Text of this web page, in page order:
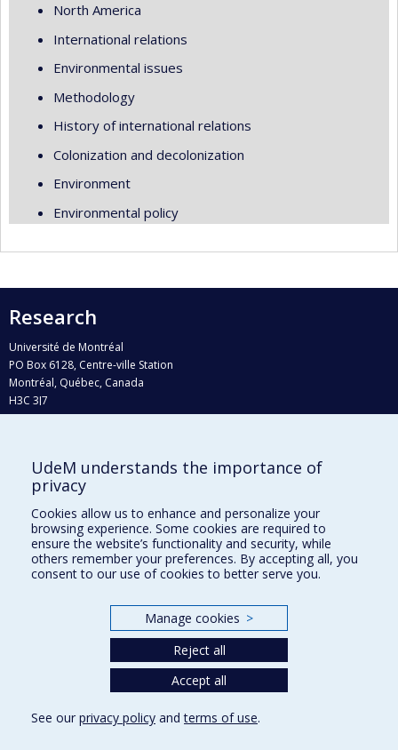
North America
International relations
Environmental issues
Methodology
History of international relations
Colonization and decolonization
Environment
Environmental policy
Research
Université de Montréal
PO Box 6128, Centre-ville Station
Montréal, Québec, Canada
H3C 3J7
Who does what?
Find us
Site map
Accessibility
UdeM understands the importance of
privacy
Cookies allow us to enhance and personalize your
browsing experience. Some cookies are required to
ensure the website’s functionality and security, while
others remember your preferences. By accepting all, you
consent to our use of cookies to better serve you.
Manage cookies >
Reject all
Accept all
See our privacy policy andterms of use.